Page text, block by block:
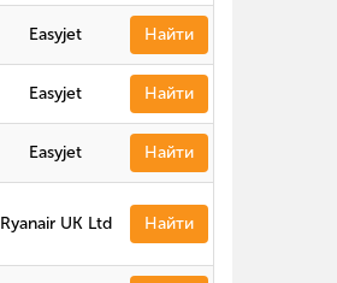
Easyjet Найти
Easyjet Найти
Easyjet Найти
Ryanair UK Ltd Найти